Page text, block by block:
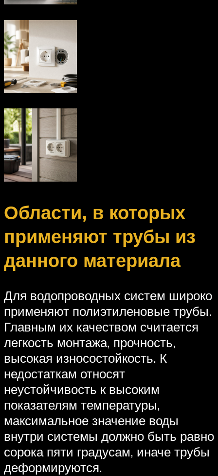
Области, в которых
применяют трубы из
данного материала
Для водопроводных систем широко
применяют полиэтиленовые трубы.
Главным их качеством считается
легкость монтажа, прочность,
высокая износостойкость. К
недостаткам относят
неустойчивость к высоким
показателям температуры,
максимальное значение воды
внутри системы должно быть равно
сорока пяти градусам, иначе трубы
деформируются.